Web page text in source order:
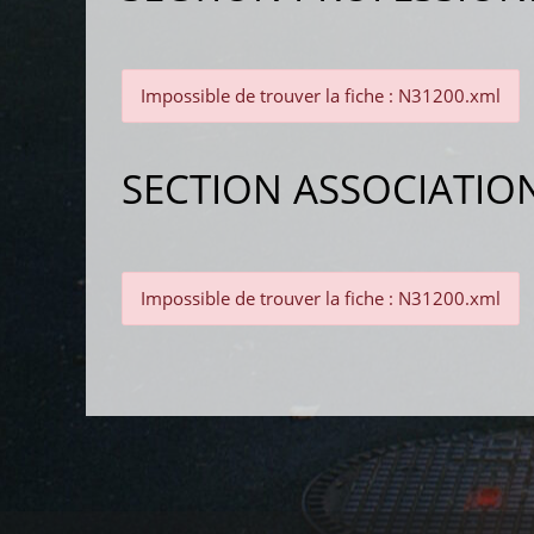
Impossible de trouver la fiche : N31200.xml
SECTION
Impossible de trouver la fiche : N31200.xml